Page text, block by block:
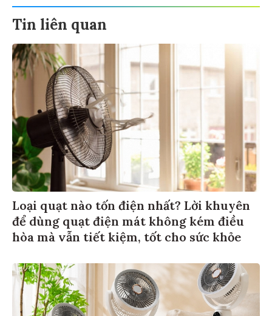
Tin liên quan
Loại quạt nào tốn điện nhất? Lời khuyên
để dùng quạt điện mát không kém điều
hòa mà vẫn tiết kiệm, tốt cho sức khỏe